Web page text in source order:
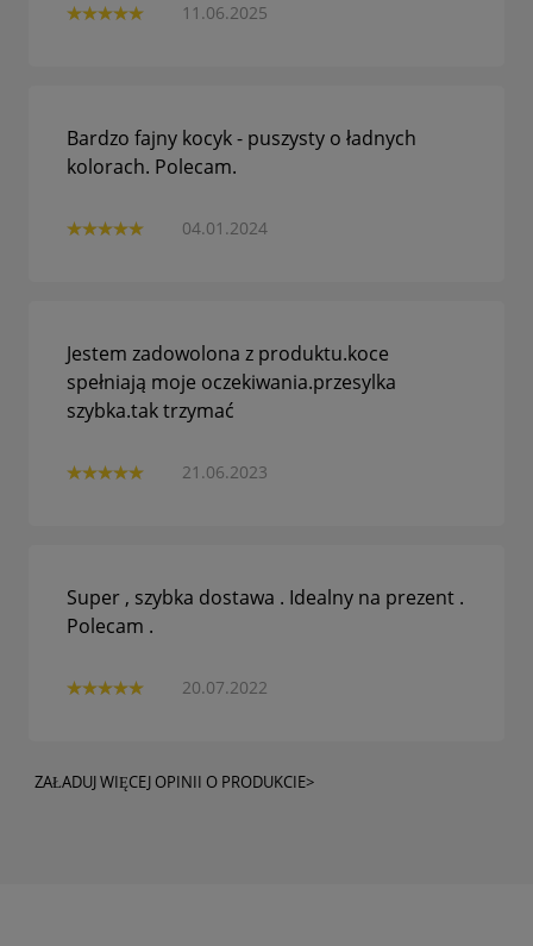
11.06.2025
04.01.2024
Bardzo fajny kocyk - puszysty o ładnych
kolorach. Polecam.
21.06.2023
Jestem zadowolona z produktu.koce
spełniają moje oczekiwania.przesylka
szybka.tak trzymać
20.07.2022
Super , szybka dostawa . Idealny na prezent .
Polecam .
ZAŁADUJ WIĘCEJ OPINII O PRODUKCIE>